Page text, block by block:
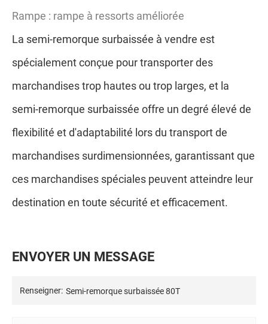
Rampe : rampe à ressorts améliorée
La semi-remorque surbaissée à vendre est
spécialement conçue pour transporter des
marchandises trop hautes ou trop larges, et la
semi-remorque surbaissée offre un degré élevé de
flexibilité et d'adaptabilité lors du transport de
marchandises surdimensionnées, garantissant que
ces marchandises spéciales peuvent atteindre leur
destination en toute sécurité et efficacement.
ENVOYER UN MESSAGE
Renseigner: